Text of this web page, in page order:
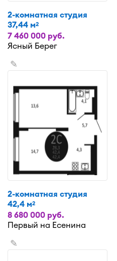
2-комнатная студия
37,44 м2
7 460 000 руб.
Ясный Берег
✎
2-комнатная студия
42,4 м2
8 680 000 руб.
Первый на Есенина
✎